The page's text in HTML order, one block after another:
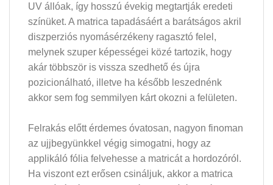
UV állóak, így hosszú évekig megtartják eredeti
színüket. A matrica tapadásáért a barátságos akril
diszperziós nyomásérzékeny ragasztó felel,
melynek szuper képességei közé tartozik, hogy
akár többször is vissza szedhető és újra
pozicionálható, illetve ha később leszednénk
akkor sem fog semmilyen kárt okozni a felületen.
Felrakás előtt érdemes óvatosan, nagyon finoman
az ujjbegyünkkel végig simogatni, hogy az
applikáló fólia felvehesse a matricát a hordozóról.
Ha viszont ezt erősen csináljuk, akkor a matrica